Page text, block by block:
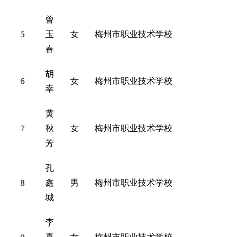
5
曾
玉
春
女 梅州市职业技术学校
6
胡
幸
女 梅州市职业技术学校
7
黄
秋
芳
女 梅州市职业技术学校
8
孔
鑫
城
男 梅州市职业技术学校
李